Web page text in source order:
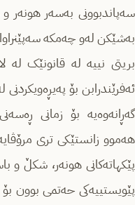
سەپاندبوونی بەسەر هونەر
بەشێکن لەو چەمکە
بریتی نییە لە قانونێک لە
ئەفرێندرابن بۆ پەیڕەویکردنی
گەڕانەوەیە بۆ زمانی
هەموو زانستێکی تری
پێکهاتەکانی هونەر، شکڵ و
پێویستییەکی حەتمی بوون بۆ